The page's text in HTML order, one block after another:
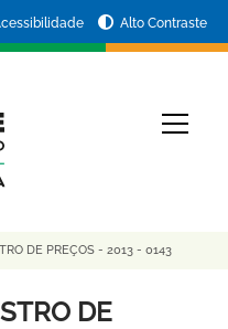
Alto Contraste
DE PREÇOS - 2013 - 0143
DE